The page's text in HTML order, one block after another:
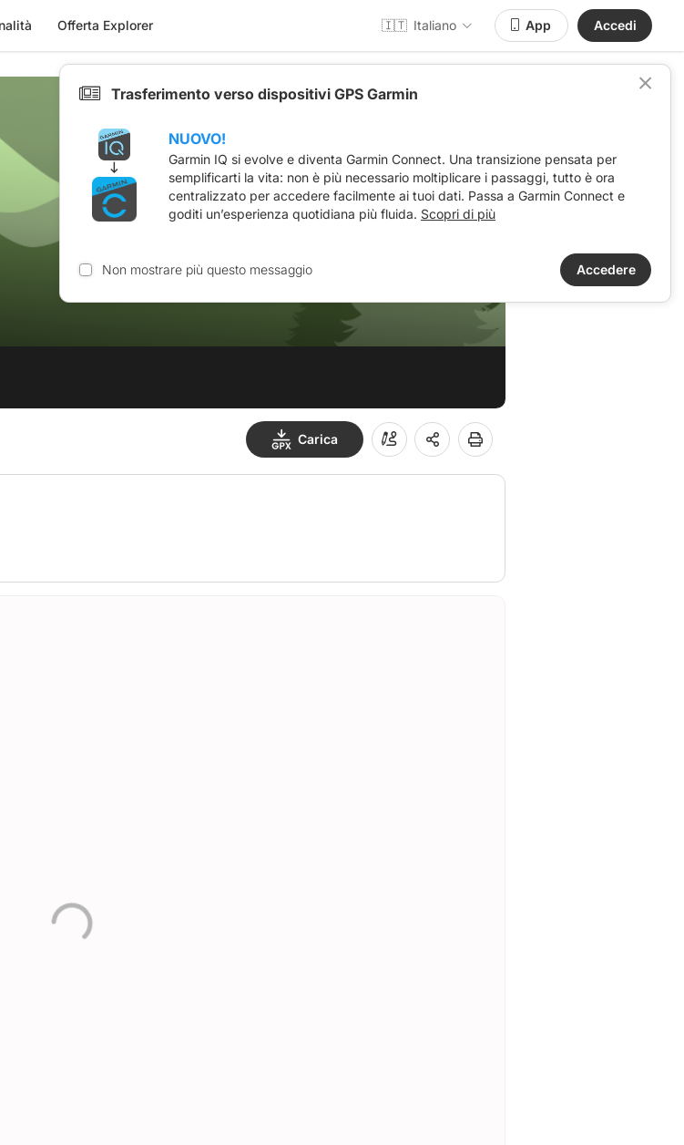
Offerta Explorer 🇮🇹 Italiano App Accedi
Carica
Trasferimento verso dispositivi GPS Garmin
NUOVO!
Garmin IQ si evolve e diventa Garmin Connect. Una transizione pensata per
semplificarti la vita: non è più necessario moltiplicare i passaggi, tutto è ora
centralizzato per accedere facilmente ai tuoi dati. Passa a Garmin Connect e
goditi un’esperienza quotidiana più fluida. Scopri di più
Non mostrare più questo messaggio Accedere